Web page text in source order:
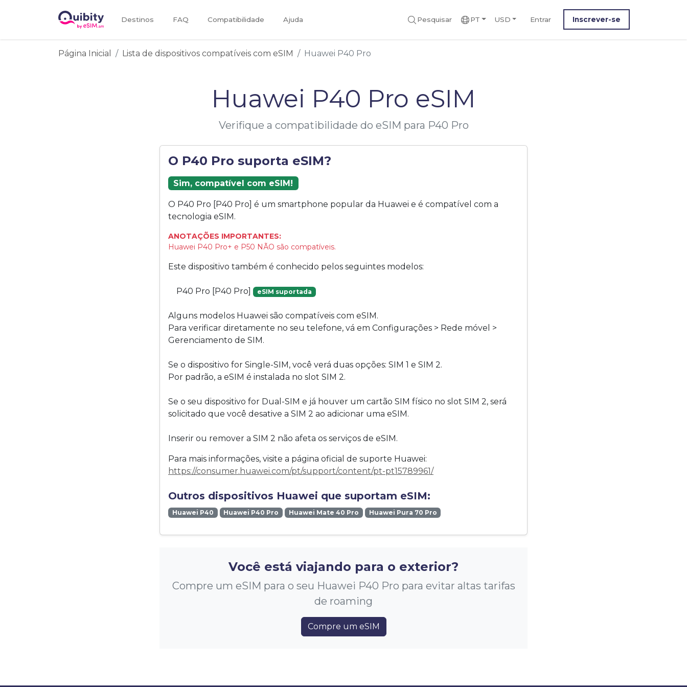
Destinos FAQ Compatibilidade Ajuda Pesquisar PT USD Entrar Inscrever-se
Página Inicial Lista de dispositivos compatíveis com eSIM Huawei P40 Pro
Huawei P40 Pro eSIM
Verifique a compatibilidade do eSIM para P40 Pro
O P40 Pro suporta eSIM?
Sim, compatível com eSIM!
O P40 Pro [P40 Pro] é um smartphone popular da Huawei e é compatível com a
tecnologia eSIM.
ANOTAÇÕES IMPORTANTES:
Huawei P40 Pro+ e P50 NÃO são compatíveis.
Este dispositivo também é conhecido pelos seguintes modelos:
P40 Pro [P40 Pro] eSIM suportada
Alguns modelos Huawei são compatíveis com eSIM.
Para verificar diretamente no seu telefone, vá em Configurações > Rede móvel >
Gerenciamento de SIM.
Se o dispositivo for Single-SIM, você verá duas opções: SIM 1 e SIM 2.
Por padrão, a eSIM é instalada no slot SIM 2.
Se o seu dispositivo for Dual-SIM e já houver um cartão SIM físico no slot SIM 2, será
solicitado que você desative a SIM 2 ao adicionar uma eSIM.
Inserir ou remover a SIM 2 não afeta os serviços de eSIM.
Para mais informações, visite a página oficial de suporte Huawei:
https://consumer.huawei.com/pt/support/content/pt-pt15789961/
Outros dispositivos Huawei que suportam eSIM:
Huawei P40 Huawei P40 Pro Huawei Mate 40 Pro Huawei Pura 70 Pro
Você está viajando para o exterior?
Compre um eSIM para o seu Huawei P40 Pro para evitar altas tarifas
de roaming
Compre um eSIM